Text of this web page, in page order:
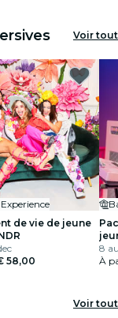
Voir tout
de vie de jeune
58,00
8
À
Voir tout